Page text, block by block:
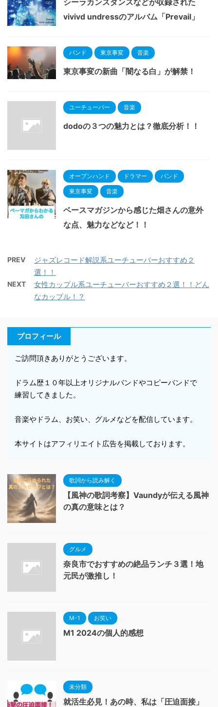
シーラカンスダンスなどが収録された
vivivd undressのアルバム「Prevail」
バンド 東京事変 音楽
東京事変の新曲「闇なる白」が解禁！
ユーチューバー 音楽
dodoの３つの魅力とは？徹底分析！！
オープンハンド ドラマー バンド
東京事変 音楽
ベースマガジンから感じた畑さんの意外
な点、魅力などなど！！
PREV
ジャズレコード解説系ユーチューバーおすすめ２
選！！
NEXT
女性カップル系ユーチューバーおすすめ２選！！どん
なカップル！？
プロフィール
ご訪問頂きありがとうございます。
ドラム歴１０年以上オリジナルバンドやコピーバンドで
練習してきました。
音楽やドラム、お笑い、グルメなどを配信しています。
本サイトはアフィリエイト広告を掲載しております。
歌詞から読み解く
【風神の歌詞考察】Vaundyが伝える風神
の真の意味とは？
グルメ
奈良市でおすすめの絶品ランチ３選！地
元民が激推し！
M-1 お笑い
M1 2024の個人的感想
未分類
就活生必見！あの時、私は「圧迫面接」